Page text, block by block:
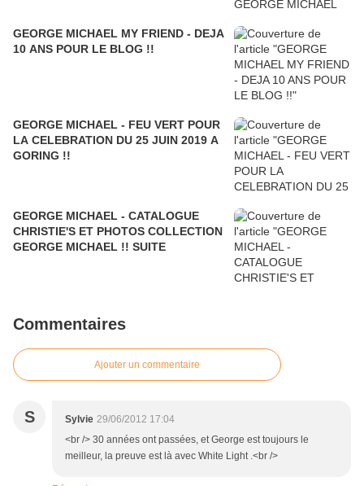
GEORGE MICHAEL MY FRIEND - DEJA
10 ANS POUR LE BLOG !!
GEORGE MICHAEL - FEU VERT POUR
LA CELEBRATION DU 25 JUIN 2019 A
GORING !!
GEORGE MICHAEL - CATALOGUE
CHRISTIE'S ET PHOTOS COLLECTION
GEORGE MICHAEL !! SUITE
Commentaires
Ajouter un commentaire
S Sylvie 29/06/2012 17:04
<br /> 30 années ont passées, et George est toujours le
meilleur, la preuve est là avec White Light .<br />